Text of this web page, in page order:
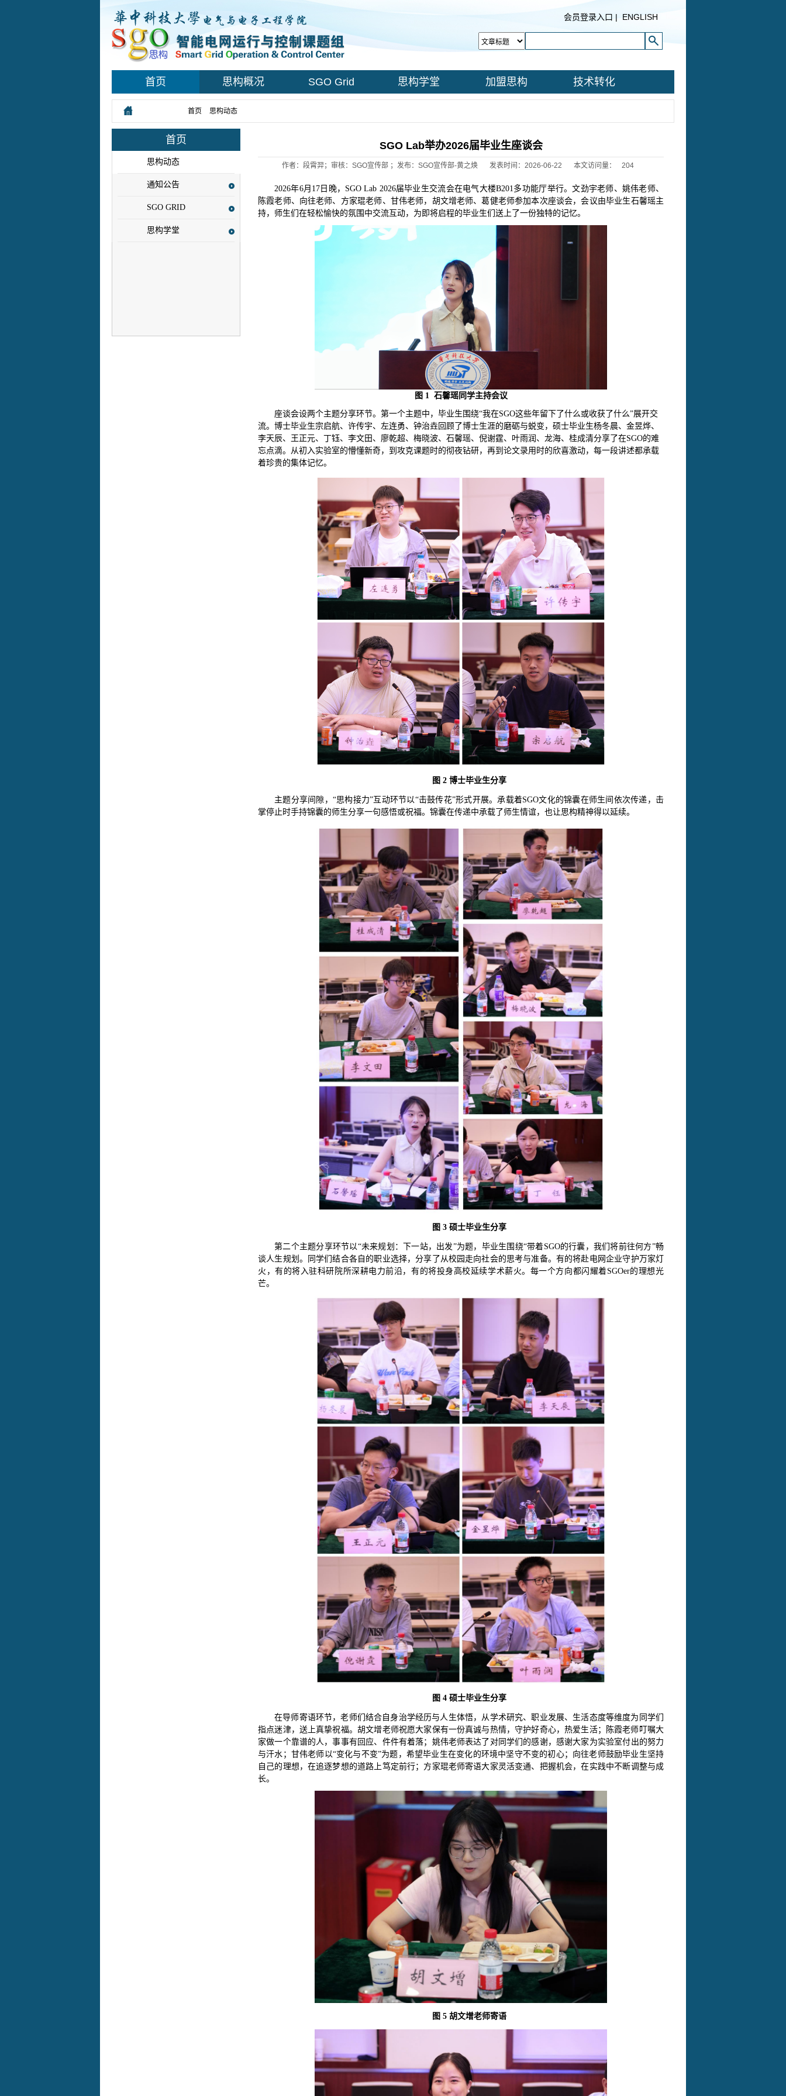
会员登录入口 | ENGLISH
首页 思构概况 SGO Grid 思构学堂 加盟思构 技术转化
首页 思构动态
首页
思构动态
通知公告
SGO GRID
思构学堂
SGO Lab举办2026届毕业生座谈会
作者：段霄羿；审核：SGO宣传部 ；发布：SGO宣传部-黄之焕 发表时间：2026-06-22 本文访问量： 204
2026年6月17日晚，SGO Lab 2026届毕业生交流会在电气大楼B201多功能厅举行。文劲宇老师、姚伟老师、
陈霞老师、向往老师、方家琨老师、甘伟老师，胡文增老师、葛健老师参加本次座谈会，会议由毕业生石馨瑶主
持，师生们在轻松愉快的氛围中交流互动，为即将启程的毕业生们送上了一份独特的记忆。
图 1石馨瑶同学主持会议
座谈会设两个主题分享环节。第一个主题中，毕业生围绕“我在SGO这些年留下了什么或收获了什么”展开交
流。博士毕业生宗启航、许传宇、左连勇、钟治垚回顾了博士生涯的磨砺与蜕变，硕士毕业生杨冬晨、金昱烨、
李天辰、王正元、丁钰、李文田、廖乾超、梅晓波、石馨瑶、倪谢霆、叶雨润、龙海、桂成清分享了在SGO的难
忘点滴。从初入实验室的懵懂新奇，到攻克课题时的彻夜钻研，再到论文录用时的欣喜激动，每一段讲述都承载
着珍贵的集体记忆。
图 2 博士毕业生分享
主题分享间隙，“思构接力”互动环节以“击鼓传花”形式开展。承载着SGO文化的锦囊在师生间依次传递，击
掌停止时手持锦囊的师生分享一句感悟或祝福。锦囊在传递中承载了师生情谊，也让思构精神得以延续。
图 3 硕士毕业生分享
第二个主题分享环节以“未来规划：下一站，出发”为题，毕业生围绕“带着SGO的行囊，我们将前往何方”畅
谈人生规划。同学们结合各自的职业选择，分享了从校园走向社会的思考与准备。有的将赴电网企业守护万家灯
火，有的将入驻科研院所深耕电力前沿，有的将投身高校延续学术薪火。每一个方向都闪耀着SGOer的理想光
芒。
图 4 硕士毕业生分享
在导师寄语环节，老师们结合自身治学经历与人生体悟，从学术研究、职业发展、生活态度等维度为同学们
指点迷津，送上真挚祝福。胡文增老师祝愿大家保有一份真诚与热情，守护好奇心，热爱生活；陈霞老师叮嘱大
家做一个靠谱的人，事事有回应、件件有着落；姚伟老师表达了对同学们的感谢，感谢大家为实验室付出的努力
与汗水；甘伟老师以“变化与不变”为题，希望毕业生在变化的环境中坚守不变的初心；向往老师鼓励毕业生坚持
自己的理想，在追逐梦想的道路上笃定前行；方家琨老师寄语大家灵活变通、把握机会，在实践中不断调整与成
长。
图 5胡文增老师寄语